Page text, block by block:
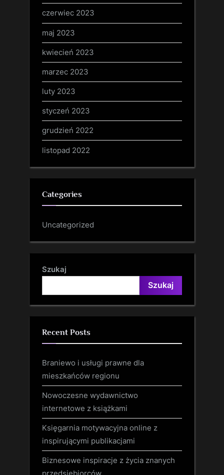
czerwiec 2023
maj 2023
kwiecień 2023
marzec 2023
luty 2023
styczeń 2023
grudzień 2022
listopad 2022
Categories
Uncategorized
Szukaj
Szukaj
Recent Posts
Braniewo i usługi prawne dla
mieszkańców regionu
Nowoczesne wydawnictwo
internetowe z książkami
Księgarnia motywacyjna online z
inspirującymi publikacjami
Biznesowe inspiracje z życia znanych